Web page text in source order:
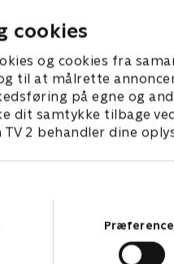
cookies
og cookies fra
til at målrette
på egne og
dit samtykke tilbage
2 behandler dine